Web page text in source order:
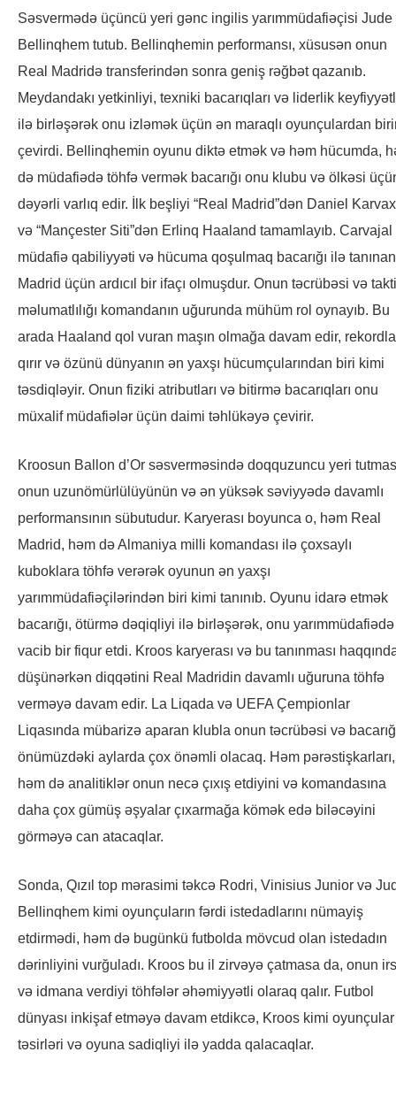
Səsvermədə üçüncü yeri gənc ingilis yarımmüdafiəçisi Jude
Bellinqhem tutub. Bellinqhemin performansı, xüsusən onun
Real Madridə transferindən sonra geniş rəğbət qazanıb.
Meydandakı yetkinliyi, texniki bacarıqları və liderlik
ilə birləşərək onu izləmək üçün ən maraqlı oyunçulardan
çevirdi. Bellinqhemin oyunu diktə etmək və həm hücumda,
də müdafiədə töhfə vermək bacarığı onu klubu və ölkəsi
dəyərli varlıq edir. İlk beşliyi “Real Madrid”dən Daniel
və “Mançester Siti”dən Erlinq Haaland tamamlayıb. Carvajal
müdafiə qabiliyyəti və hücuma qoşulmaq bacarığı ilə tanınan
Madrid üçün ardıcıl bir ifaçı olmuşdur. Onun təcrübəsi və
məlumatlılığı komandanın uğurunda mühüm rol oynayıb. Bu
arada Haaland qol vuran maşın olmağa davam edir,
qırır və özünü dünyanın ən yaxşı hücumçularından biri kimi
təsdiqləyir. Onun fiziki atributları və bitirmə bacarıqları onu
müxalif müdafiələr üçün daimi təhlükəyə çevirir.
Kroosun Ballon d’Or səsverməsində doqquzuncu yeri
onun uzunömürlülüyünün və ən yüksək səviyyədə davamlı
performansının sübutudur. Karyerası boyunca o, həm Real
Madrid, həm də Almaniya milli komandası ilə çoxsaylı
kuboklara töhfə verərək oyunun ən yaxşı
yarımmüdafiəçilərindən biri kimi tanınıb. Oyunu idarə etmək
bacarığı, ötürmə dəqiqliyi ilə birləşərək, onu yarımmüdafiədə
vacib bir fiqur etdi. Kroos karyerası və bu tanınması
düşünərkən diqqətini Real Madridin davamlı uğuruna töhfə
verməyə davam edir. La Liqada və UEFA Çempionlar
Liqasında mübarizə aparan klubla onun təcrübəsi və
önümüzdəki aylarda çox önəmli olacaq. Həm pərəstişkarları,
həm də analitiklər onun necə çıxış etdiyini və komandasına
daha çox gümüş əşyalar çıxarmağa kömək edə biləcəyini
görməyə can atacaqlar.
Sonda, Qızıl top mərasimi təkcə Rodri, Vinisius Junior və
Bellinqhem kimi oyunçuların fərdi istedadlarını nümayiş
etdirmədi, həm də bugünkü futbolda mövcud olan istedadın
dərinliyini vurğuladı. Kroos bu il zirvəyə çatmasa da, onun
və idmana verdiyi töhfələr əhəmiyyətli olaraq qalır. Futbol
dünyası inkişaf etməyə davam etdikcə, Kroos kimi
təsirləri və oyuna sadiqliyi ilə yadda qalacaqlar.